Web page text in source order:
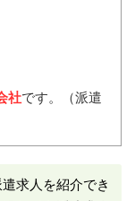
社です。（派遣
求人を紹介でき